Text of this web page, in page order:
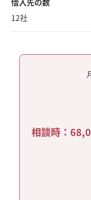
12社
相談時：